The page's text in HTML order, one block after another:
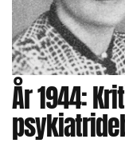
År 1944: